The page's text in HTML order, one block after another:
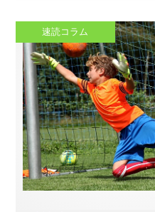
速読コラム